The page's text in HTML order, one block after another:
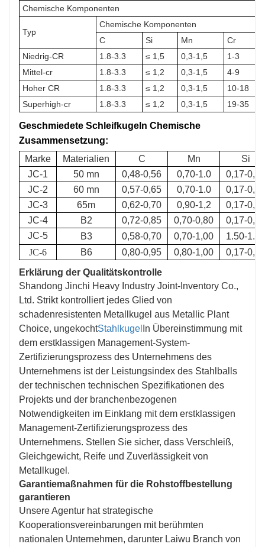
Chemische Komponenten
Typ
Chemische Komponenten
C
Si Mn
Cr
Niedrig-CR
1.8-3.3 ≤ 1,5 0,3-1,5
1-3
Mittel-cr
1.8-3.3 ≤ 1,2 0,3-1,5
4-9
Hoher CR
1.8-3.3 ≤ 1,2 0,3-1,5
10-18
Superhigh-cr
1.8-3.3 ≤ 1,2 0,3-1,5 19-35
Geschmiedete Schleifkugeln Chemische
Zusammensetzung:
Marke
Materialien C Mn
Si
JC-1
50 mn 0,48-0,56 0,70-1.0
0,17-0,37
JC-2
60 mn 0,57-0,65 0,70-1.0
0,17-0,37
JC-3
65m 0,62-0,70 0,90-1,2
0,17-0,37
JC-4
B2 0,72-0,85 0,70-0,80
0,17-0,37
JC-5
B3 0,58-0,70 0,70-1,00
1.50-1.90
JC-6
B6 0,80-0,95 0,80-1,00
0,17-0,37
Erklärung der Qualitätskontrolle
Shandong Jinchi Heavy Industry Joint-Inventory Co.,
Ltd. Strikt kontrolliert jedes Glied von
schadenresistenten Metallkugel aus Metallic Plant
Choice, ungekochtStahlkugel In Übereinstimmung mit
dem erstklassigen Management-System-
Zertifizierungsprozess des Unternehmens des
Unternehmens ist der Leistungsindex des Stahlballs
der technischen technischen Spezifikationen des
Projekts und der branchenbezogenen
Notwendigkeiten im Einklang mit dem erstklassigen
Management-Zertifizierungsprozess des
Unternehmens. Stellen Sie sicher, dass Verschleiß,
Gleichgewicht, Reife und Zuverlässigkeit von
Metallkugel.
Garantiemaßnahmen für die Rohstoffbestellung
garantieren
Unsere Agentur hat strategische
Kooperationsvereinbarungen mit berühmten
nationalen Unternehmen, darunter Laiwu Branch von